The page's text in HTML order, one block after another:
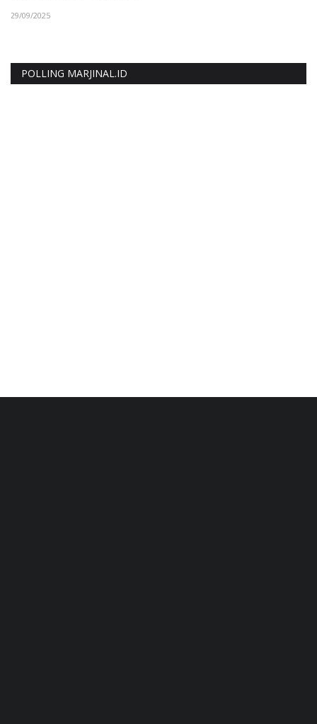
29/09/2025
POLLING MARJINAL.ID